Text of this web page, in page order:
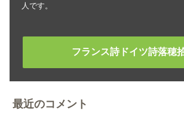
人です。
フランス詩ドイツ詩落穂
最近のコメント